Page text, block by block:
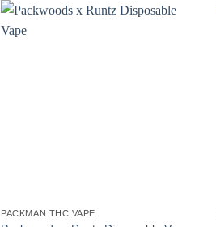
PACKMAN THC VAPE